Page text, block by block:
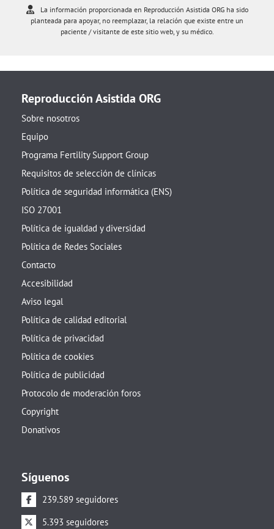
La información proporcionada en Reproducción Asistida ORG ha sido
planteada para apoyar, no reemplazar, la relación que existe entre un
paciente / visitante de este sitio web, y su médico.
Reproducción Asistida ORG
Sobre nosotros
Equipo
Programa Fertility Support Group
Requisitos de selección de clínicas
Política de seguridad informática (ENS)
ISO 27001
Política de igualdad y diversidad
Política de Redes Sociales
Contacto
Accesibilidad
Aviso legal
Política de calidad editorial
Política de privacidad
Política de cookies
Política de publicidad
Protocolo de moderación foros
Copyright
Donativos
Síguenos
239.589 seguidores
5.393 seguidores